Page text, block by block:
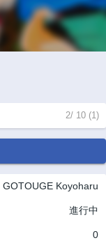
2/ 10 (1)
GOTOUGE Koyoharu
進行中
0